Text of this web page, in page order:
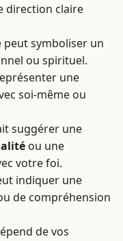
direction claire
peut symboliser un
ou spirituel.
une
soi-même ou
suggérer une
ou une
votre foi.
indiquer une
de compréhension
de vos